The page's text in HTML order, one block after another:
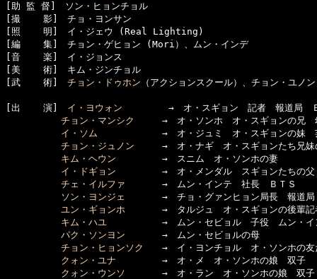
[助 監 督]　ソン・ヒョンチョル
[撮    影]　チョ・ヨンサン
[照    明]　イ・ジェウ (Real Lighting)
[編    集]　チョン・ゲヒョン (Mori）、ムン・インデ
[音    楽]　イ・ジョンス
[美    術]　キム・ジンチョル
[武    術] チョン・ドゥホン （アクションスクール）、チョン・ユノン
[出    演] イ・ヨウォン →　オ・スギョン　記者　報道局　
チョン・マンシク
→　オ・ソンホ　オ・スギョンの兄　
イ・ソム →　オ・ジュミ　オ・スギョンの妹　芸
チョン・ジュノン →　オ・ナギ　オ・スギョンたち兄妹
キム・ヘウン →　スニム　オ・ソンホの妻
イ・ドギョン →　オ・メンダル　スギョンたちの父
チェ・イルファ →　ムン・インテ　社長　ＢＴＳ
ソン・ヨンジェ →　チョ・グァンヒョン局長　報道局　
ユン・ギョンホ →　タルジュ　オ・スギョンの後輩記
キム・ハユ →　ムン・セビョル　子役　ムン・イン
パク・ソンヨン →　ムン・セビョルの母
チョン・ヒョンソク
→　イ・ヨンチョル　オ・ソンホの友
クォン・ユナ →　オ・メ　オ・ソンホの娘　双子
クォン・ウンソ
→　オ・ラン　オ・ソンホの娘　双子